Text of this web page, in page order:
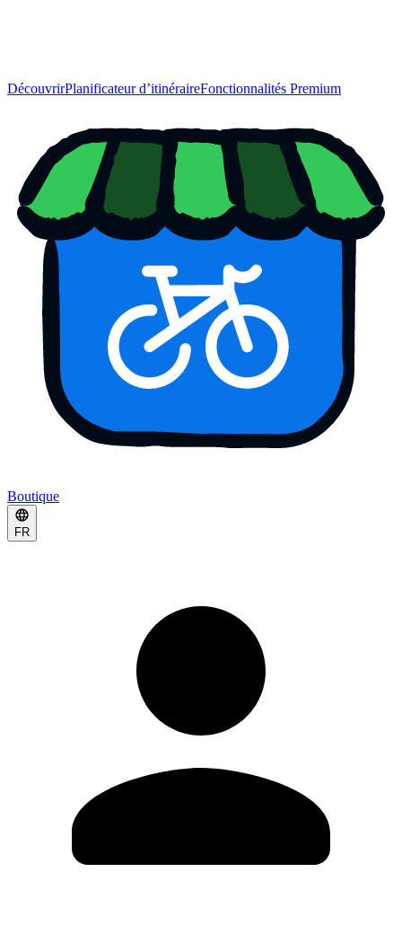
DécouvrirPlanificateur d’itinéraireFonctionnalités Premium
Boutique
FR